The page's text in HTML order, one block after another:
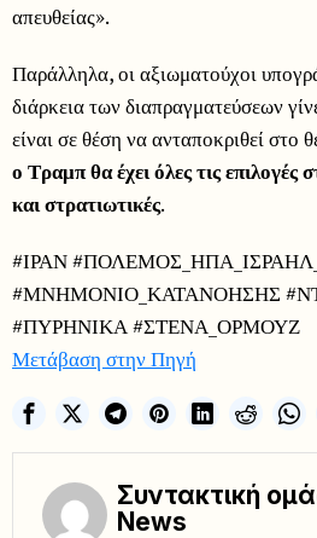
απευθείας».
Παράλληλα, οι αξιωματούχοι
διάρκεια των διαπραγματεύσεων
είναι σε θέση να ανταποκριθεί στο
ο Τραμπ θα έχει όλες τις επιλογές
και στρατιωτικές.
#ΙΡΑΝ
#ΜΝΗΜΟΝΙΟ_ΚΑΤΑΝΟΗΣΗΣ
#ΠΥΡΗΝΙΚΑ #ΣΤΕΝΑ_ΟΡΜΟΥΖ
Μετάβαση στην Πηγή
Συντακτική
News